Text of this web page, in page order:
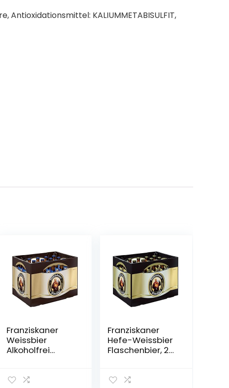
KALIUMMETABISULFIT,
Franziskaner
Weissbier
Alkoholfrei
0.5 l) im Kasten,
Franziskaner
Hefe-Weissbier
Flaschenbier, 20